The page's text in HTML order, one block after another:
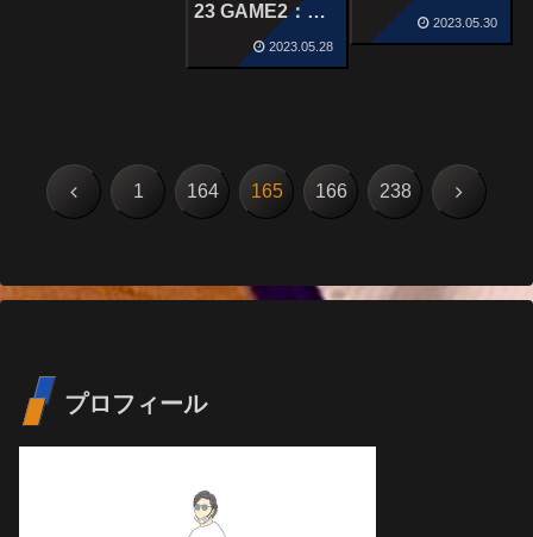
7 : MIA – BOS
MAY 28, 2023
2023.05.30
23 GAME2：千
葉ジェッツ ｰ 琉
球ゴールデンキ
2023.05.28
前 1 164 165 166 238 次
プロフィール